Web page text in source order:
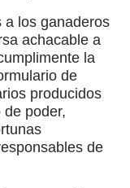
a los ganaderos
achacable a
la
de
producidos
poder,
de